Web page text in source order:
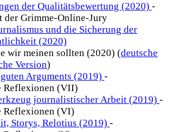
der Qualitätsbewertung (2020) -
der Grimme-Online-Jury
und die Sicherung der
(2020)
wir meinen sollten (2020) (deutsche
Version)
Arguments (2019) -
Reflexionen (VII)
journalistischer Arbeit (2019) -
Reflexionen (VI)
Storys, Relotius (2019) -